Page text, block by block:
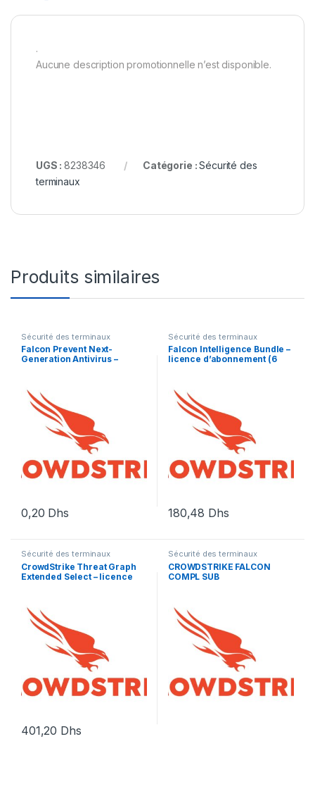
.
Aucune description promotionnelle n’est disponible.
UGS :8238346 Catégorie :Sécurité des
terminaux
Produits similaires
Sécurité des terminaux
Falcon Prevent Next-
Generation Antivirus –
0,20 Dhs
Sécurité des terminaux
Falcon Intelligence Bundle –
licence d’abonnement (6
180,48 Dhs
Sécurité des terminaux
CrowdStrike Threat Graph
Extended Select – licence
401,20 Dhs
Sécurité des terminaux
CROWDSTRIKE FALCON
COMPL SUB